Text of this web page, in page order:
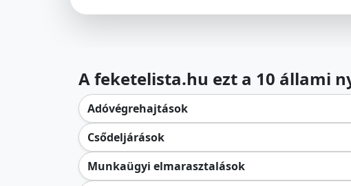
A feketelista.hu ezt a 10 állami
Adóvégrehajtások
Csődeljárások
Munkaügyi elmarasztalások